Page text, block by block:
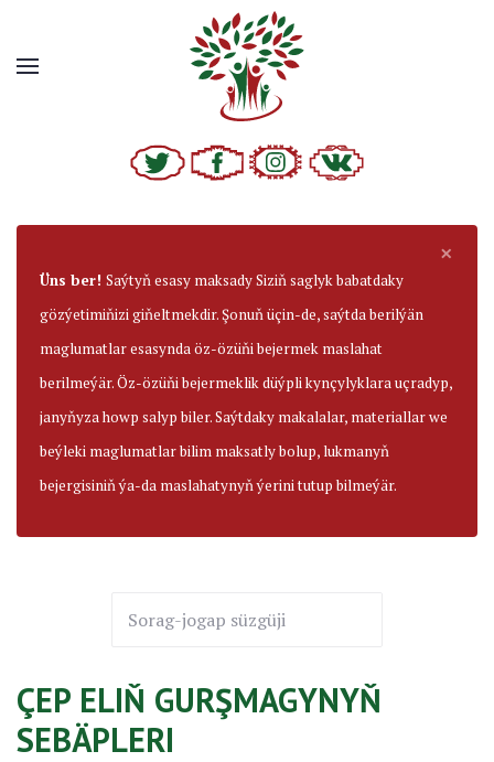
×
Üns ber! Saýtyň esasy maksady Siziň saglyk babatdaky
gözýetimiňizi giňeltmekdir. Şonuň üçin-de, saýtda berilýän
maglumatlar esasynda öz-özüňi bejermek maslahat
berilmeýär. Öz-özüňi bejermeklik düýpli kynçylyklara uçradyp,
janyňyza howp salyp biler. Saýtdaky makalalar, materiallar we
beýleki maglumatlar bilim maksatly bolup, lukmanyň
bejergisiniň ýa-da maslahatynyň ýerini tutup bilmeýär.
ÇEP ELIŇ GURŞMAGYNYŇ
SEBÄPLERI